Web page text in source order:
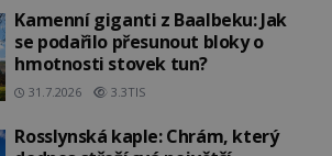
Kamenní giganti z Baalbeku: Jak
se podařilo přesunout bloky o
hmotnosti stovek tun?
31.7.2026 3.3TIS
Rosslynská kaple: Chrám, který